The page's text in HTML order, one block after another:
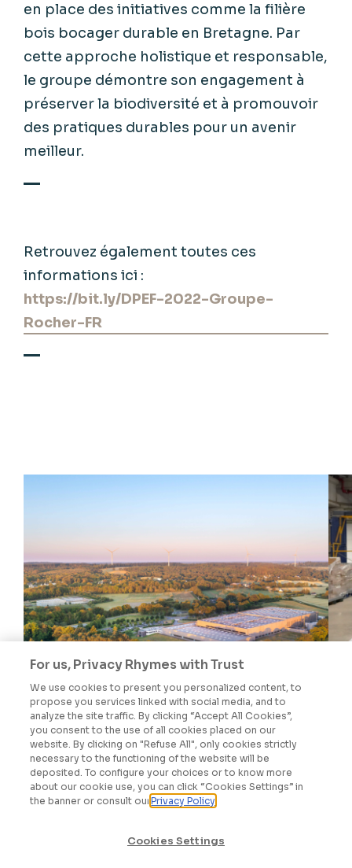
en place des initiatives comme la filière
bois bocager durable en Bretagne. Par
cette approche holistique et responsable,
le groupe démontre son engagement à
préserver la biodiversité et à promouvoir
des pratiques durables pour un avenir
meilleur.
Retrouvez également toutes ces
informations ici :
https://bit.ly/DPEF-2022-Groupe-
Rocher-FR
LA GACILLY AU CŒUR DE LA
DÉCARBONATION
For us, Privacy Rhymes with Trust
We use cookies to present you personalized content, to
propose you services linked with social media, and to
analyze the site traffic. By clicking “Accept All Cookies”,
you consent to the use of all cookies placed on our
website. By clicking on "Refuse All", only cookies strictly
necessary to the functioning of the website will be
deposited. To configure your choices or to know more
about our cookie use, you can click “Cookies Settings” in
the banner or consult ourPrivacy Policy
Cookies Settings